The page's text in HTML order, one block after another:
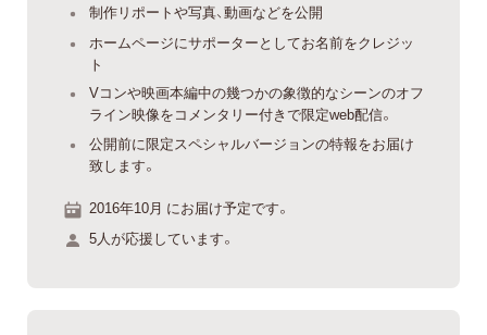
制作リポートや写真、動画などを公開
ホームページにサポーターとしてお名前をクレジッ
ト
Vコンや映画本編中の幾つかの象徴的なシーンのオフ
ライン映像をコメンタリー付きで限定web配信。
公開前に限定スペシャルバージョンの特報をお届け
致します。
2016年10月 にお届け予定です。
5人が応援しています。